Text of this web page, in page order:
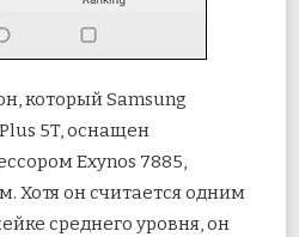
который Samsung
5T, оснащен
Exynos 7885,
Хотя он считается одним
среднего уровня, он